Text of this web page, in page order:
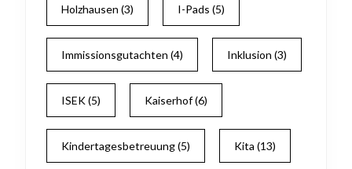
Holzhausen (3) I-Pads (5)
Immissionsgutachten (4) Inklusion (3)
ISEK(5) Kaiserhof(6)
Kindertagesbetreuung(5) Kita (13)